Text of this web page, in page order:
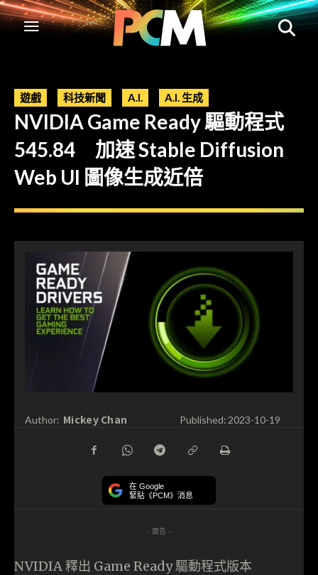
遊戲 科技新聞 A.I. A.I. 生成
NVIDIA Game Ready 驅動程式
545.84 加速 Stable Diffusion
Web UI 圖像生成近倍
Author: Mickey Chan Published:2023-10-19
在 Google
緊貼《PCM》消息
- 廣告 -
NVIDIA 釋出 Game Ready 驅動程式版本